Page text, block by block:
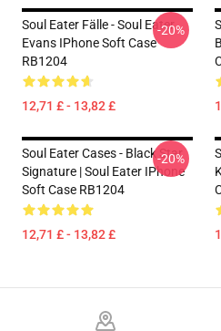
Soul Eater Fälle - Soul Eater
Evans IPhone Soft Case
RB1204
12,71 £ - 13,82 £
-20%
Soul Eater Cases - Black Star
Signature | Soul Eater IPhone
Soft Case RB1204
12,71 £ - 13,82 £
-20%